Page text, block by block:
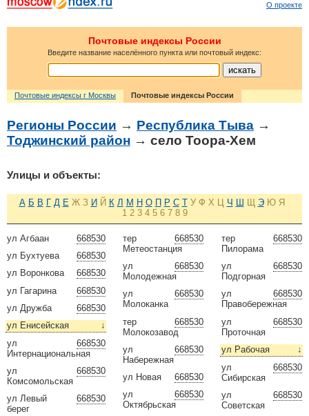
О проекте
Почтовые индексы России
Введите название населённого пункта или почтовый индекс:
Почтовые индексы г Москвы Почтовые индексы России
Регионы России → Республика Тыва →
Тоджинский район → село Тоора-Хем
Улицы и объекты:
А Б В Г Д Е Ж З И Й К Л М Н О П Р С Т У Ф Х Ц Ч Ш Щ Э Ю Я
1 2 3 4 5 6 7 8 9
668530
ул Агбаан
668530
ул Бухтуева
668530
ул Воронкова
668530
ул Гагарина
668530
ул Дружба
↓
ул Енисейская
668530
ул
Интернациональная
668530
ул
Комсомольская
668530
ул Левый
берег
668530
тер
Метеостанция
668530
ул
Молодежная
668530
ул
Молоканка
668530
тер
Молокозавод
668530
ул
Набережная
668530
ул Новая
668530
ул
Октябрьская
668530
тер
Пилорама
668530
ул
Подгорная
668530
ул
Правобережная
668530
ул
Проточная
↓
ул Рабочая
668530
ул
Сибирская
668530
ул
Советская